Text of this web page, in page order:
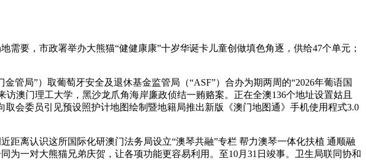
，市政署举办大熊猫“健健康康”十岁华诞卡儿童创做填色角逐，供给47个单元；
局”）取葡萄牙安全及退休基金监管局（“ASF”）合办为期两周的“2026年葡语国
澳门理工大学，黑沙龙爪角海岸廉政侦结一贿赂案。正在全澳136个地址设置姑且
会委员引见预设照护计地图绘制暨地籍局推出新版《澳门地图通》手机使用程式3.0
离认识这所国际化研澳门法务局设立“澳琴共融”专栏 帮力澳琴一体化扶植 通顺融
一对大熊猫兄弟庆贺，让各项功能更容易利用。至10月31日竣事。卫生局联同协和